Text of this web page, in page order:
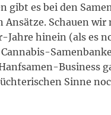
gibt es bei den
Ansätze. Schauen wir
Jahre hinein (als es
Business
Sinne